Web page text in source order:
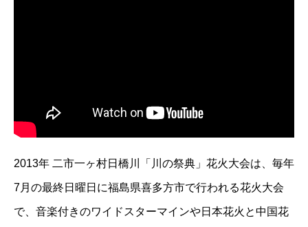
2013年 二市一ヶ村日橋川「川の祭典」花火大会は、毎年
7月の最終日曜日に福島県喜多方市で行われる花火大会
で、音楽付きのワイドスターマインや日本花火と中国花